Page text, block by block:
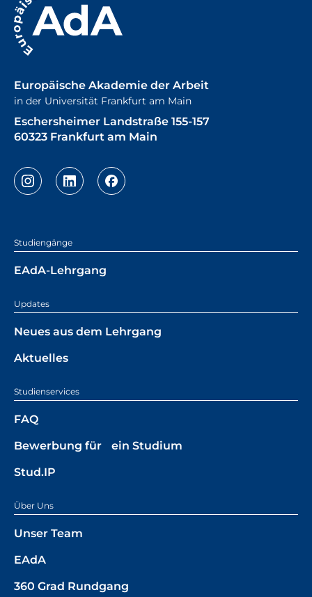
Europäische Akademie der Arbeit
in der Universität Frankfurt am Main
Eschersheimer Landstraße 155-157
60323 Frankfurt am Main
Studiengänge
EAdA-Lehrgang
Updates
Neues aus dem Lehrgang
Aktuelles
Studienservices
FAQ
Bewerbung für ein Studium
Stud.IP
Über Uns
Unser Team
EAdA
360 Grad Rundgang